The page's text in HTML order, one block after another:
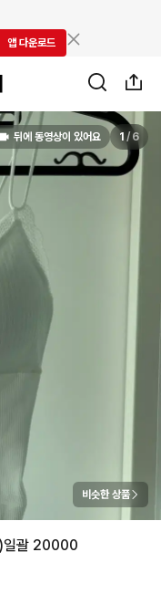
앱 다운로드
뒤에 동영상이 있어요 1/ 6
비슷한 상품
)일괄 20000